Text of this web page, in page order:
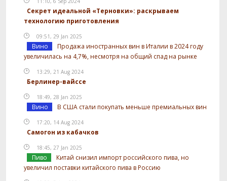
Секрет идеальной «Терновки»: раскрываем
технологию приготовления
09:51, 29 Jan 2025
Вино
Продажа иностранных вин в Италии в 2024 году
увеличилась на 4,7%, несмотря на общий спад на рынке
13:29, 21 Aug 2024
Берлинер-вайссе
18:49, 28 Jan 2025
Вино В США стали покупать меньше премиальных вин
17:20, 14 Aug 2024
Самогон из кабачков
18:45, 27 Jan 2025
Пиво
Китай снизил импорт российского пива, но
увеличил поставки китайского пива в Россию